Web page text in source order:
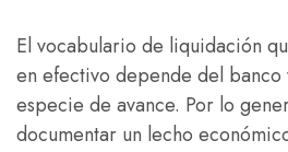
El vocabulario de liquidación
en efectivo depende del banco
especie de avance. Por lo
documentar un lecho